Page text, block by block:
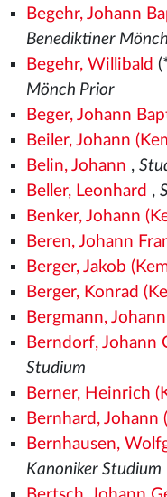
Begehr, Johann
Benediktiner
Begehr, Willibald
Mönch Prior
Beger, Johann
Beiler, Johann
Belin, Johann ,
Beller, Leonhard ,
Benker, Johann
Beren, Johann
Berger, Jakob
Berger, Konrad
Bergmann,
Berndorf, Johann
Studium
Berner, Heinrich
Bernhard, Johann
Bernhausen,
Kanoniker Studium